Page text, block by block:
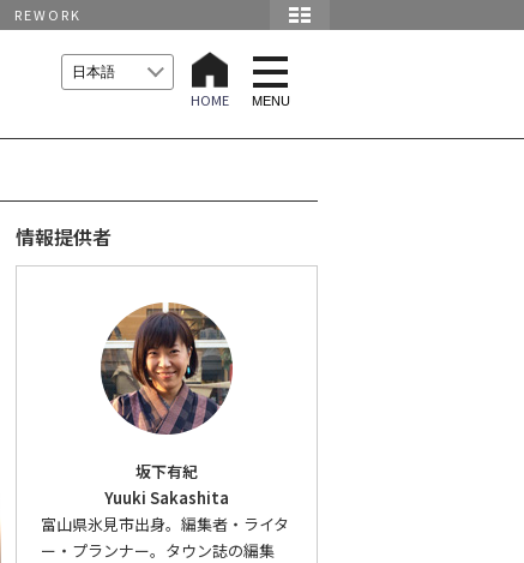
REWORK
HOME
t
o
g
l
a
MENU
情報提供者
坂下有紀
Yuuki Sakashita
富山県氷見市出身。編集者・ライタ
ー・プランナー。タウン誌の編集